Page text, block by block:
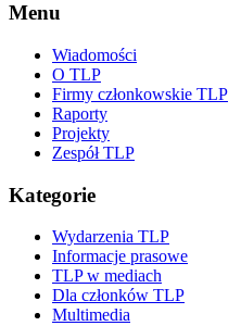
Menu
Wiadomości
O TLP
Firmy członkowskie TLP
Raporty
Projekty
Zespół TLP
Kategorie
Wydarzenia TLP
Informacje prasowe
TLP w mediach
Dla członków TLP
Multimedia